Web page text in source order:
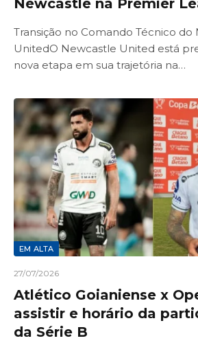
Newcastle na Premier
Transição no Comando Técnico do
UnitedO Newcastle United está
nova etapa em sua trajetória na…
EM ALTA
27/07/2026
Atlético Goianiense x
assistir e horário da
da Série B